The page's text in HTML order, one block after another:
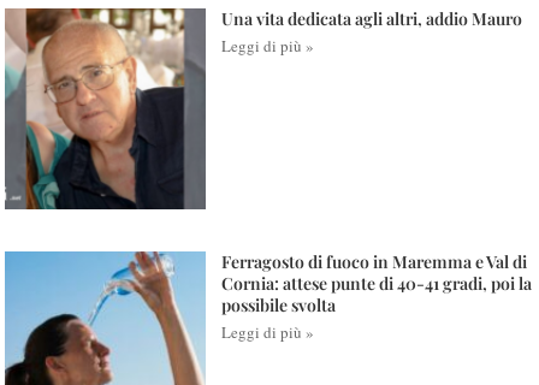
Una vita dedicata agli altri, addio Mauro
Leggi di più »
Ferragosto di fuoco in Maremma e Val di
Cornia: attese punte di 40-41 gradi, poi la
possibile svolta
Leggi di più »